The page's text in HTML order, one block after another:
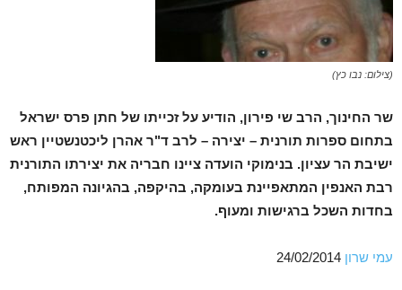
(צילום: נבו כץ)
שר החינוך, הרב שי פירון, הודיע על זכייתו של חתן פרס ישראל
בתחום ספרות תורנית – יצירה – לרב ד"ר אהרן ליכטנשטיין ראש
ישיבת הר עציון. בנימוקי הועדה ציינו חבריה את יצירתו התורנית
רבת האנפין המתאפיינת בעומקה, בהיקפה, בהגיונה המפותח,
בחדות השכל ברגישות ומעוף.
עמי שרון